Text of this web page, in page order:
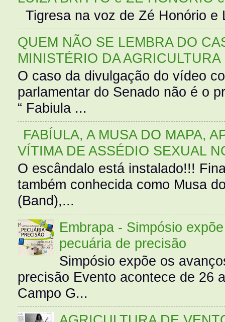
Tigresa na voz de Zé Honório
QUEM NÃO SE LEMBRA DO
MINISTÉRIO DA AGRICULTURA
O caso da divulgação do vídeo
parlamentar do Senado não é o
“ Fabiula ...
FABÍULA, A MUSA DO MAPA,
VÍTIMA DE ASSÉDIO SEXUAL
O escândalo está instalado!!!
também conhecida como Musa
(Band),...
Embrapa - Simpósio
pecuária de precisão
Simpósio expõe os
precisão Evento acontece de 26
Campo G...